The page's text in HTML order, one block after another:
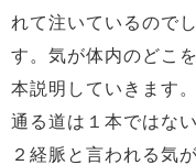
れて注いているので
す。気が体内のどこ
本説明していきます
通る道は１本ではな
２経脈と言われる気